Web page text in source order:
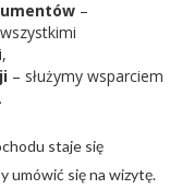
–
– służymy wsparciem
staje się
umówić się na wizytę.